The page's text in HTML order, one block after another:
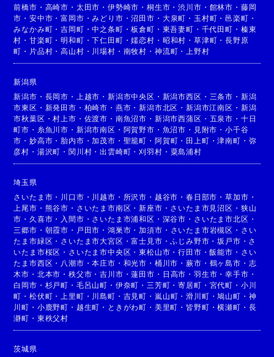
前橋市 ・ 高崎市 ・ 太田市 ・伊勢崎市 ・桐生市 ・渋川市 ・ 館林市 ・ 藤岡
市 ・安中市 ・富岡市 ・みどり市 ・沼田市 ・ 大泉町 ・ 玉村町 ・邑楽町 ・
みなかみ町 ・吉岡町 ・中之条町 ・板倉町 ・ 東吾妻町 ・ 千代田町 ・ 榛東
村 ・甘楽町 ・明和町 ・下仁田町 ・嬬恋村 ・ 昭和村 ・ 草津町 ・長野原
町 ・ 片品村 ・高山村 ・ 川場村 ・ 南牧村 ・ 神流町 ・ 上野村
新潟県
新潟市 ・ 長岡市 ・ 上越市 ・新潟市中央区 ・ 新潟市西区 ・ 三条市 ・ 新潟
市東区 ・ 新発田市 ・ 柏崎市 ・ 燕市 ・新潟市北区 ・新潟市江南区 ・ 新潟
市秋葉区 ・村上市 ・ 佐渡市 ・ 南魚沼市 ・ 新潟市西蒲区 ・ 五泉市 ・ 十日
町市 ・ 糸魚川市 ・ 新潟市南区 ・ 阿賀野市 ・ 魚沼市 ・ 見附市 ・小千谷
市 ・妙高市 ・ 胎内市 ・加茂市 ・ 聖籠町 ・ 阿賀町 ・ 田上町 ・津南町 ・ 弥
彦村 ・ 湯沢町 ・関川村 ・出雲崎町 ・刈羽村 ・ 粟島浦村
埼玉県
さいたま市 ・ 川口市 ・ 川越市 ・ 所沢市 ・ 越谷市 ・春日部市 ・草加市 ・
上尾市 ・ 熊谷市 ・ さいたま市南区 ・新座市 ・ さいたま市見沼区 ・ 狭山
市 ・ 久喜市 ・ 入間市 ・ さいたま市浦和区 ・ 深谷市 ・ さいたま市北区 ・
三郷市 ・ 朝霞市 ・ 戸田市 ・鴻巣市 ・加須市 ・ さいたま市岩槻区 ・ さい
たま市緑区 ・ さいたま市大宮区 ・富士見市 ・ふじみ野市 ・坂戸市 ・ さ
いたま市桜区 ・ さいたま市中央区 ・東松山市 ・行田市 ・飯能市 ・ さい
たま市西区 ・ 八潮市 ・本庄市 ・ 和光市 ・ 桶川市 ・蕨市 ・ 鶴ヶ島市 ・ 志
木市 ・ 北本市 ・秩父市 ・吉川市 ・蓮田市 ・ 日高市 ・ 羽生市 ・幸手市 ・
白岡市 ・ 杉戸町 ・ 毛呂山町 ・ 伊奈町 ・ 三芳町 ・寄居町 ・ 宮代町 ・ 小川
町 ・松伏町 ・ 上里町 ・ 川島町 ・ 吉見町 ・ 嵐山町 ・滑川町 ・鳩山町 ・ 神
川町 ・ 小鹿野町 ・ 越生町 ・ ときがわ町 ・ 美里町 ・ 皆野町 ・横瀬町 ・ 長
瀞町 ・ 東秩父村
茨城県